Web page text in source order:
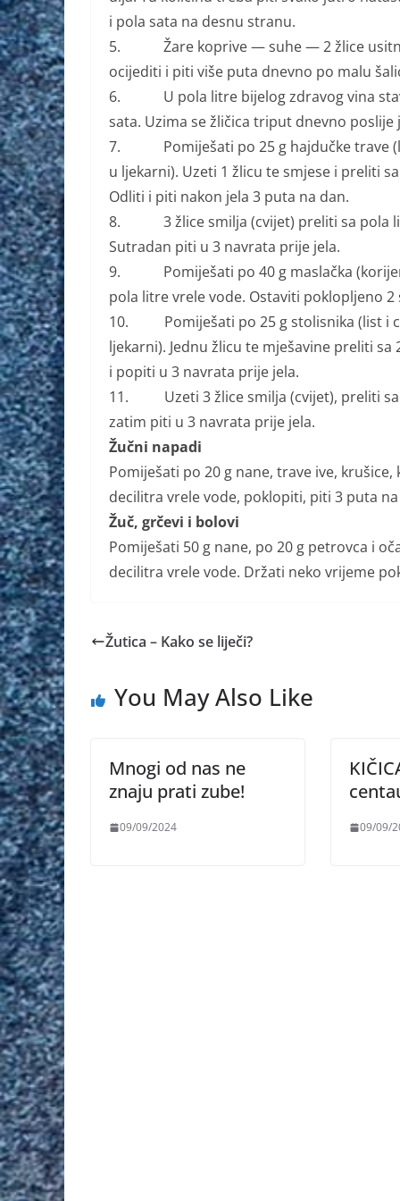
i pola sata na desnu stranu.
5. Žare koprive — suhe — 2 žlice
ocijediti i piti više puta dnevno po malu
6. U pola litre bijelog zdravog vina
sata. Uzima se žličica triput dnevno poslije
7. Pomiješati po 25 g hajdučke trave
u ljekarni). Uzeti 1 žlicu te smjese i preliti
Odliti i piti nakon jela 3 puta na dan.
8. 3 žlice smilja (cvijet) preliti sa pola
Sutradan piti u 3 navrata prije jela.
9. Pomiješati po 40 g maslačka (korijen)
pola litre vrele vode. Ostaviti poklopljeno 2
10. Pomiješati po 25 g stolisnika (list i
ljekarni). Jednu žlicu te mješavine preliti
i popiti u 3 navrata prije jela.
11. Uzeti 3 žlice smilja (cvijet), preliti sa
zatim piti u 3 navrata prije jela.
Žučni napadi
Pomiješati po 20 g nane, trave ive,
decilitra vrele vode, poklopiti, piti 3 puta
Žuč, grčevi i bolovi
Pomiješati 50 g nane, po 20 g petrovca i
decilitra vrele vode. Držati neko vrijeme
Žutica – Kako se liječi?
You May Also Like
Mnogi od nas ne
znaju prati zube!
09/09/2024 09/09/